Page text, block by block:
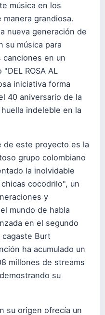
música en los
grandiosa.
nueva generación de
su música para
canciones en un
ROSA AL
iniciativa forma
40 aniversario de la
indeleble en la
de este proyecto es la
grupo colombiano
la inolvidable
cocodrilo", un
y
mundo de habla
en el segundo
cagaste Burt
ha acumulado un
millones de streams
su
su origen ofrecía un